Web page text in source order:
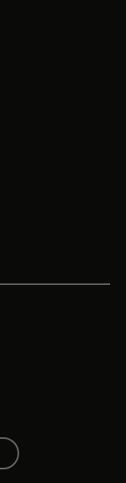
geöffnet
geöffnet
geöffnet
geöffnet
Registerkarte
neuen
neuen